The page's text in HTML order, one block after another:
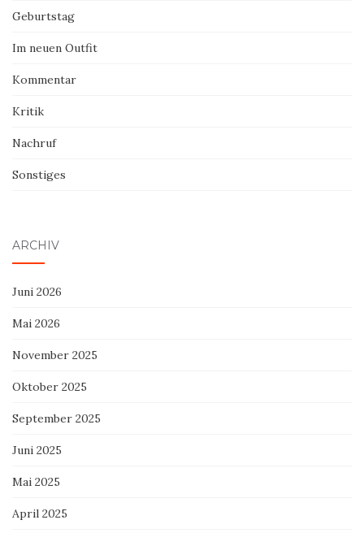
Geburtstag
Im neuen Outfit
Kommentar
Kritik
Nachruf
Sonstiges
ARCHIV
Juni 2026
Mai 2026
November 2025
Oktober 2025
September 2025
Juni 2025
Mai 2025
April 2025